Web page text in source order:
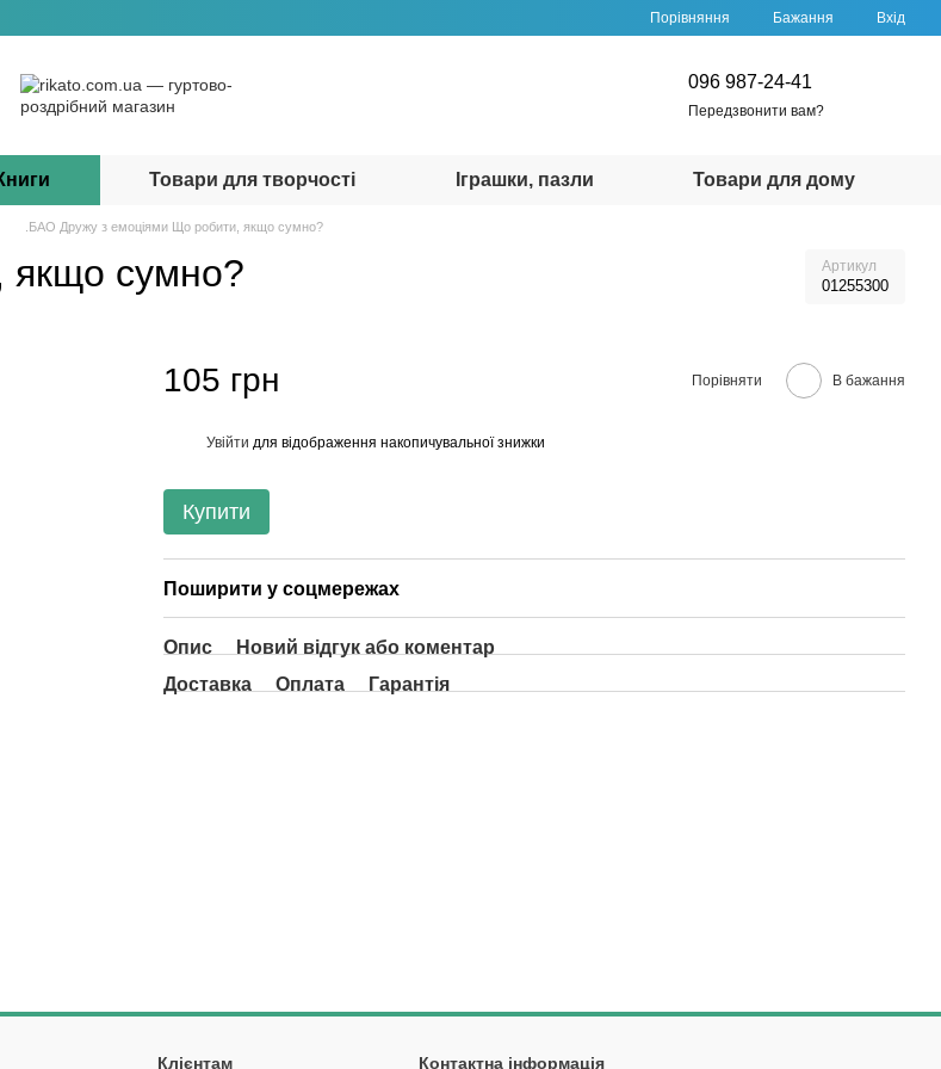
Порівняння Бажання Вхід
096 987-24-41
Передзвонити вам?
Товари для творчості Іграшки, пазли Товари для дому
.БАО Дружу з емоціями Що робити, якщо сумно?
сумно? Артикул
01255300
105 грн Порівняти В бажання
Увійти для відображення накопичувальної знижки
Купити
Поширити у соцмережах
Опис
Новий відгук або коментар
Доставка
Оплата Гарантія
Клієнтам Контактна інформація